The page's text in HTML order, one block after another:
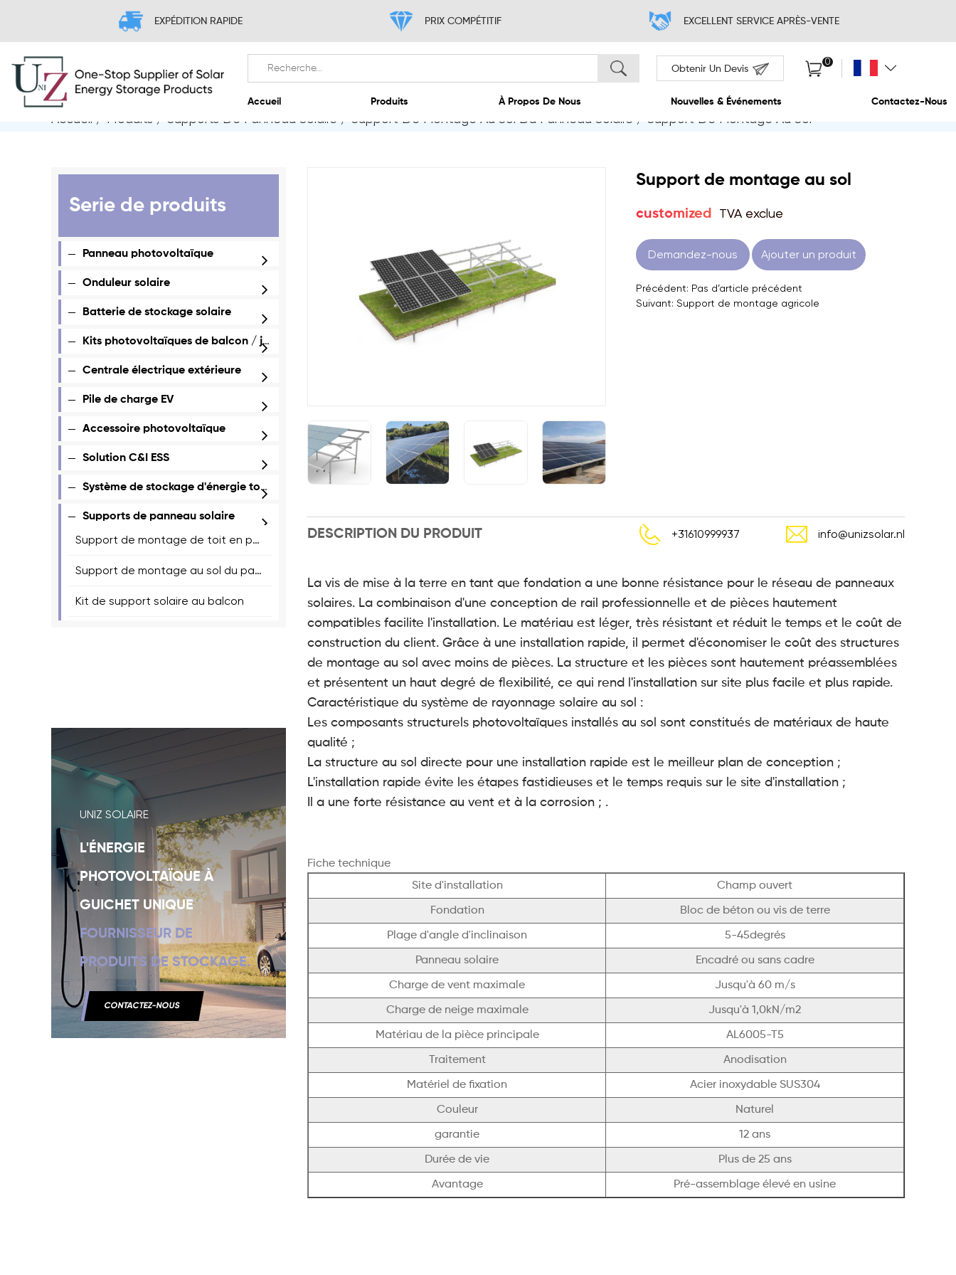
EXPÉDITION RAPIDE
Accueil Produits À Propos De Nous
Accueil / Produits / Supports De Panneau Solaire / Support De Montage Au Sol Du Panneau Solaire / Support De Montage Au Sol
Serie de produits
Panneau photovoltaïque
Onduleur solaire
Batterie de stockage solaire
Kits photovoltaïques de balcon / jardin
Centrale électrique extérieure
Pile de charge EV
Accessoire photovoltaïque
Solution C&I ESS
Système de stockage d'énergie tout-en-un
Supports de panneau solaire
Support de montage de toit en panneau solaire
Support de montage au sol du panneau solaire
Kit de support solaire au balcon
UNIZ SOLAIRE
L'ÉNERGIE
PHOTOVOLTAÏQUE À
GUICHET UNIQUE
FOURNISSEUR DE
PRODUITS DE STOCKAGE.
CONTACTEZ-NOUS
Support de montage au sol
customized TVA exclue
Demandez-nous Ajouter un produit
Précédent: Pas d’article précédent
Suivant: Support de montage agricole
DESCRIPTION DU PRODUIT +31610999937 info@unizsolar.nl
La vis de mise à la terre en tant que fondation a une bonne résistance pour le réseau de panneaux
solaires. La combinaison d'une conception de rail professionnelle et de pièces hautement
compatibles facilite l'installation. Le matériau est léger, très résistant et réduit le temps et le coût de
construction du client. Grâce à une installation rapide, il permet d'économiser le coût des structures
de montage au sol avec moins de pièces. La structure et les pièces sont hautement préassemblées
et présentent un haut degré de flexibilité, ce qui rend l'installation sur site plus facile et plus rapide.
Caractéristique du système de rayonnage solaire au sol :
Les composants structurels photovoltaïques installés au sol sont constitués de matériaux de haute
qualité ;
La structure au sol directe pour une installation rapide est le meilleur plan de conception ;
L'installation rapide évite les étapes fastidieuses et le temps requis sur le site d'installation ;
Il a une forte résistance au vent et à la corrosion ; .
Fiche technique
Site d'installation
Champ ouvert
Fondation Bloc de béton ou vis de terre
Plage d'angle d'inclinaison 5-45degrés
Panneau solaire Encadré ou sans cadre
Charge de vent maximale Jusqu'à 60 m/s
Charge de neige maximale Jusqu'à 1,0kN/m2
Matériau de la pièce principale AL6005-T5
Traitement Anodisation
Matériel de fixation Acier inoxydable SUS304
Couleur Naturel
garantie 12 ans
Durée de vie Plus de 25 ans
Avantage Pré-assemblage élevé en usine